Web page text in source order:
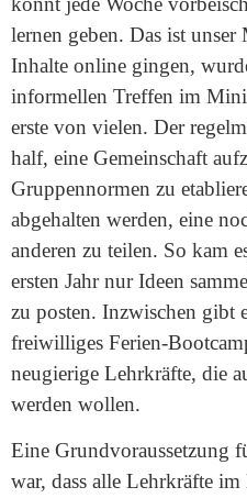
lernen geben. Das ist
Inhalte online gingen,
informellen Treffen im
erste von vielen. Der
half, eine Gemeinschaft
Gruppennormen zu
abgehalten werden, eine
anderen zu teilen. So kam
ersten Jahr nur Ideen
zu posten. Inzwischen gibt
freiwilliges Ferien-
neugierige Lehrkräfte, die
werden wollen.
Eine Grundvoraussetzung
war, dass alle Lehrkräfte